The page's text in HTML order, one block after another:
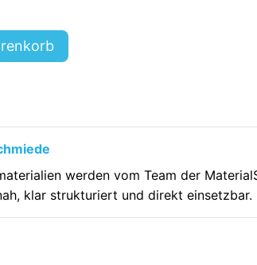
werden vom Team der
klar strukturiert und direkt einsetzbar.